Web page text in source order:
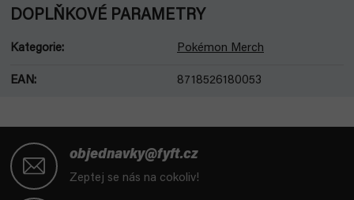
DOPLŇKOVÉ PARAMETRY
Kategorie: Pokémon Merch
EAN: 8718526180053
objednavky@fyft.cz
Zeptej se nás na cokoliv!